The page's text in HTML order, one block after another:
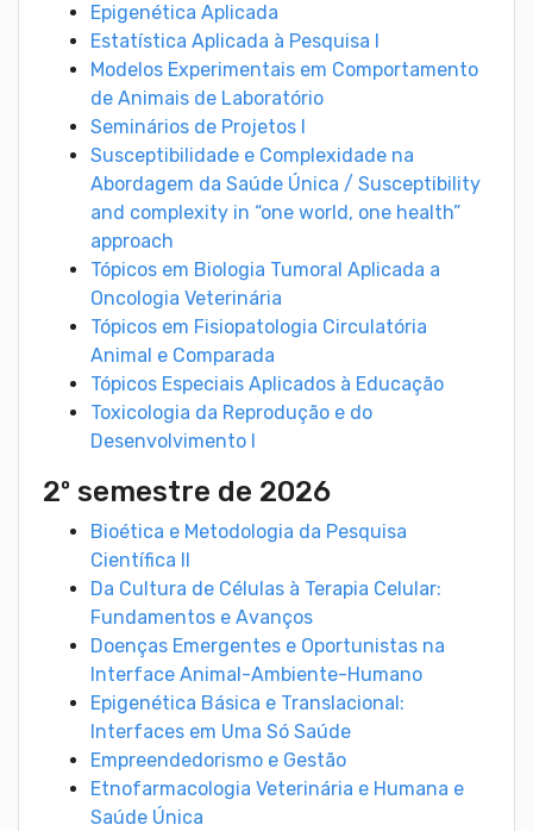
Epigenética Aplicada
Estatística Aplicada à Pesquisa I
Modelos Experimentais em Comportamento
de Animais de Laboratório
Seminários de Projetos I
Susceptibilidade e Complexidade na
Abordagem da Saúde Única / Susceptibility
and complexity in “one world, one health”
approach
Tópicos em Biologia Tumoral Aplicada a
Oncologia Veterinária
Tópicos em Fisiopatologia Circulatória
Animal e Comparada
Tópicos Especiais Aplicados à Educação
Toxicologia da Reprodução e do
Desenvolvimento I
2º semestre de 2026
Bioética e Metodologia da Pesquisa
Científica II
Da Cultura de Células à Terapia Celular:
Fundamentos e Avanços
Doenças Emergentes e Oportunistas na
Interface Animal-Ambiente-Humano
Epigenética Básica e Translacional:
Interfaces em Uma Só Saúde
Empreendedorismo e Gestão
Etnofarmacologia Veterinária e Humana e
Saúde Única